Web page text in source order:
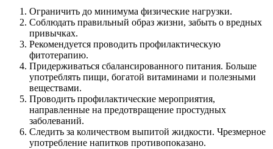
Ограничить до минимума физические нагрузки.
Соблюдать правильный образ жизни, забыть о вредных
привычках.
Рекомендуется проводить профилактическую
фитотерапию.
Придерживаться сбалансированного питания. Больше
употреблять пищи, богатой витаминами и полезными
веществами.
Проводить профилактические мероприятия,
направленные на предотвращение простудных
заболеваний.
Следить за количеством выпитой жидкости. Чрезмерное
употребление напитков противопоказано.